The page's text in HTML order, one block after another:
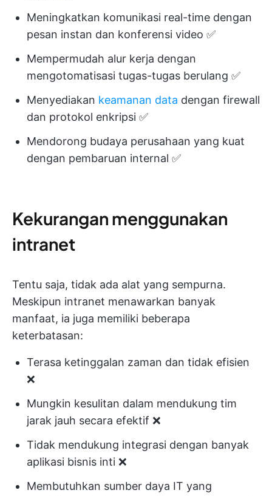
Meningkatkan komunikasi real-time dengan
pesan instan dan konferensi video ✅
Mempermudah alur kerja dengan
mengotomatisasi tugas-tugas berulang ✅
Menyediakan keamanan data dengan firewall
dan protokol enkripsi ✅
Mendorong budaya perusahaan yang kuat
dengan pembaruan internal ✅
Kekurangan menggunakan
intranet
Tentu saja, tidak ada alat yang sempurna.
Meskipun intranet menawarkan banyak
manfaat, ia juga memiliki beberapa
keterbatasan:
Terasa ketinggalan zaman dan tidak efisien
❌
Mungkin kesulitan dalam mendukung tim
jarak jauh secara efektif ❌
Tidak mendukung integrasi dengan banyak
aplikasi bisnis inti ❌
Membutuhkan sumber daya IT yang